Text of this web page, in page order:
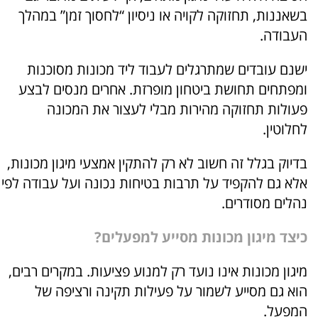
בשאננות, תחזוקה לקויה או ניסיון “לחסוך זמן” במהלך
העבודה.
ישנם עובדים שמתרגלים לעבוד ליד מכונות מסוכנות
ומפתחים תחושת ביטחון מופרזת. אחרים מנסים לבצע
פעולות תחזוקה מהירות מבלי לעצור את המכונה
לחלוטין.
בדיוק בגלל זה חשוב לא רק להתקין אמצעי מיגון מכונות,
אלא גם להקפיד על תרבות בטיחות נכונה ועל עבודה לפי
נהלים מסודרים.
כיצד מיגון מכונות מסייע למפעלים?
מיגון מכונות אינו נועד רק למנוע פציעות. במקרים רבים,
הוא גם מסייע לשמור על פעילות תקינה ורציפה של
המפעל.